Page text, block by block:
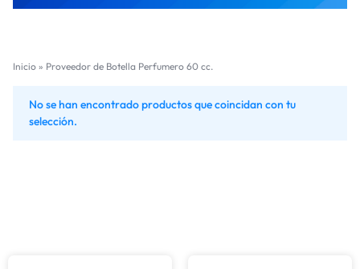
Inicio » Proveedor de Botella Perfumero 60 cc.
No se han encontrado productos que coincidan con tu
selección.